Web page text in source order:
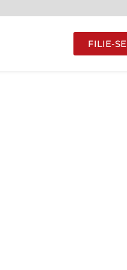
FILIE-SE